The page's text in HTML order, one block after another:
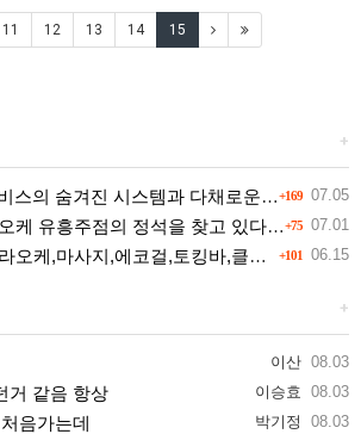
11 12 13 14 15
+
+169 07.05
겨진 시스템과 다채로운 인력 풀의 진실
+75 07.01
유흥주점의 정석을 찾고 있다면 여기
+101 06.15
,에코걸,토킹바,클럽) 유흥별 가격 및 후기공유
+
이산 08.03
이승효 08.03
거 같음 항상
박기정 08.03
음가는데